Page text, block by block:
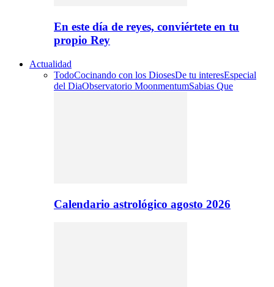
En este día de reyes, conviértete en tu
propio Rey
Actualidad
TodoCocinando con los DiosesDe tu interesEspecial
del DiaObservatorio MoonmentumSabias Que
Calendario astrológico agosto 2026